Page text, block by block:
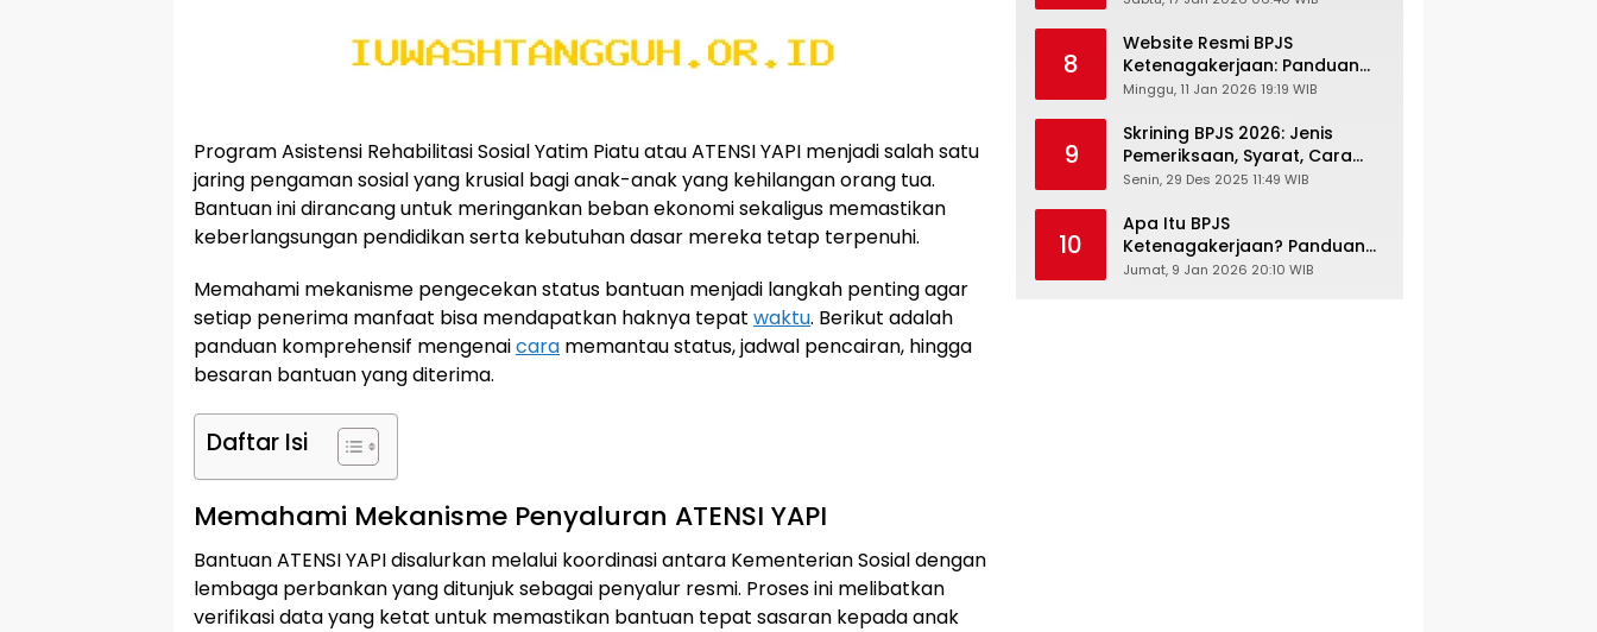
Program Asistensi Rehabilitasi Sosial Yatim Piatu atau ATENSI YAPI menjadi salah satu
jaring pengaman sosial yang krusial bagi anak-anak yang kehilangan orang tua.
Bantuan ini dirancang untuk meringankan beban ekonomi sekaligus memastikan
keberlangsungan pendidikan serta kebutuhan dasar mereka tetap terpenuhi.
Memahami mekanisme pengecekan status bantuan menjadi langkah penting agar
setiap penerima manfaat bisa mendapatkan haknya tepat waktu. Berikut adalah
panduan komprehensif mengenaicara memantau status, jadwal pencairan, hingga
besaran bantuan yang diterima.
Daftar Isi
Memahami Mekanisme Penyaluran ATENSI YAPI
Bantuan ATENSI YAPI disalurkan melalui koordinasi antara Kementerian Sosial dengan
lembaga perbankan yang ditunjuk sebagai penyalur resmi. Proses ini melibatkan
verifikasi data yang ketat untuk memastikan bantuan tepat sasaran kepada anak
JKN-KIS
8
Website Resmi BPJS
Ketenagakerjaan: Panduan
Lengkap Akses dan Fitur
Minggu, 11 Jan 2026 19:19 WIB
9
Skrining BPJS 2026: Jenis
Pemeriksaan, Syarat, Cara
Daftar & Cek Riwayat
Senin, 29 Des 2025 11:49 WIB
10
Apa Itu BPJS
Ketenagakerjaan? Panduan
Lengkap untuk Pekerja dan
Jumat, 9 Jan 2026 20:10 WIB